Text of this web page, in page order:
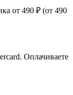
от 490 ₽ (от 490
Оплачиваете